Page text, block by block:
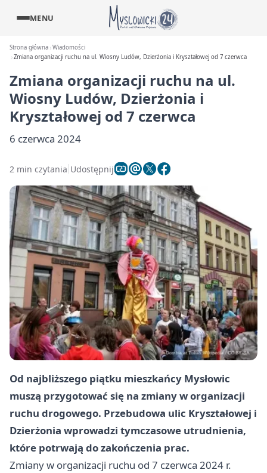
MENU
Strona główna Wiadomości
Zmiana organizacji ruchu na ul. Wiosny Ludów, Dzierżonia i Kryształowej od 7 czerwca
Zmiana organizacji ruchu na ul.
Wiosny Ludów, Dzierżonia i
Kryształowej od 7 czerwca
6 czerwca 2024
2 min czytania Udostępnij
Od najbliższego piątku mieszkańcy Mysłowic
muszą przygotować się na zmiany w organizacji
ruchu drogowego. Przebudowa ulic Kryształowej i
Dzierżonia wprowadzi tymczasowe utrudnienia,
które potrwają do zakończenia prac.
Zmiany w organizacji ruchu od 7 czerwca 2024 r.